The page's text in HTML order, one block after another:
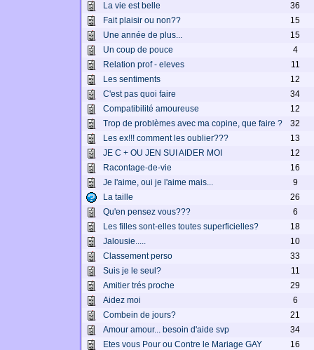
La vie est belle
36
Fait plaisir ou non??
15
Une année de plus...
15
Un coup de pouce
4
Relation prof - eleves
11
Les sentiments
12
C'est pas quoi faire
34
Compatibilité amoureuse
12
Trop de problèmes avec ma copine, que faire ?
32
Les ex!!! comment les oublier???
13
JE C + OU JEN SUI AIDER MOI
12
Racontage-de-vie
16
Je l'aime, oui je l'aime mais...
9
La taille
26
Qu'en pensez vous???
6
Les filles sont-elles toutes superficielles?
18
Jalousie.....
10
Classement perso
33
Suis je le seul?
11
Amitier trés proche
29
Aidez moi
6
Combein de jours?
21
Amour amour... besoin d'aide svp
34
Etes vous Pour ou Contre le Mariage GAY
16